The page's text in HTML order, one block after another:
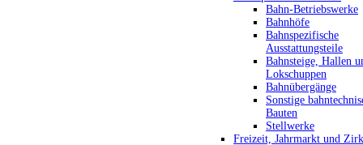
Bahn-Betriebswerke
Bahnhöfe
Bahnspezifische
Ausstattungsteile
Bahnsteige, Hallen
Lokschuppen
Bahnübergänge
Sonstige
Bauten
Stellwerke
Freizeit, Jahrmarkt und